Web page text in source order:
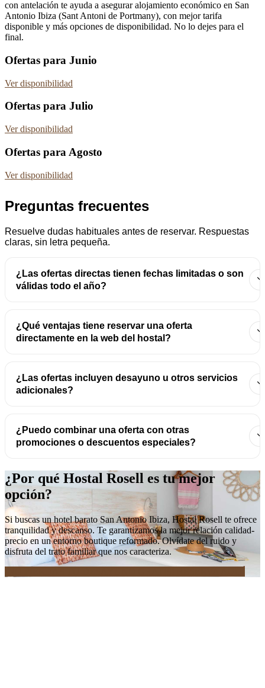
con antelación te ayuda a asegurar alojamiento económico en San
Antonio Ibiza (Sant Antoni de Portmany), con mejor tarifa
disponible y más opciones de disponibilidad. No lo dejes para el
final.
Ofertas para Junio
Ver disponibilidad
Ofertas para Julio
Ver disponibilidad
Ofertas para Agosto
Ver disponibilidad
Preguntas frecuentes
Resuelve dudas habituales antes de reservar. Respuestas
claras, sin letra pequeña.
¿Las ofertas directas tienen fechas limitadas o son
válidas todo el año?
¿Qué ventajas tiene reservar una oferta
directamente en la web del hostal?
¿Las ofertas incluyen desayuno u otros servicios
adicionales?
¿Puedo combinar una oferta con otras
promociones o descuentos especiales?
¿Por qué Hostal Rosell es tu mejor
opción?
Si buscas un hotel barato San Antonio Ibiza, Hostal Rosell te ofrece
tranquilidad y descanso. Te garantizamos la mejor relación calidad-
precio en un entorno boutique reformado. Olvídate del ruido y
disfruta del trato familiar que nos caracteriza.